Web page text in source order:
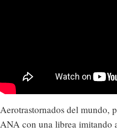
Aerotrastornados del mundo,
ANA con una librea imitando